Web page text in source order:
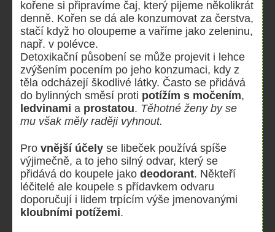
kořene si připravíme čaj, který pijeme několikrát
denně. Kořen se dá ale konzumovat za čerstva,
stačí když ho oloupeme a vaříme jako zeleninu,
např. v polévce.
Detoxikační působení se může projevit i lehce
zvýšením pocením po jeho konzumaci, kdy z
těla odcházejí škodlivé látky. Často se přidává
do bylinných směsí proti potížím s močením,
ledvinami a prostatou. Těhotné ženy by se
mu však měly raději vyhnout.
Pro vnější účely se libeček používá spíše
výjimečně, a to jeho silný odvar, který se
přidává do koupele jako deodorant. Někteří
léčitelé ale koupele s přídavkem odvaru
doporučují i lidem trpícím výše jmenovanými
kloubními potížemi.